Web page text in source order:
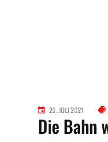
26. JULI 2021
Die Bahn